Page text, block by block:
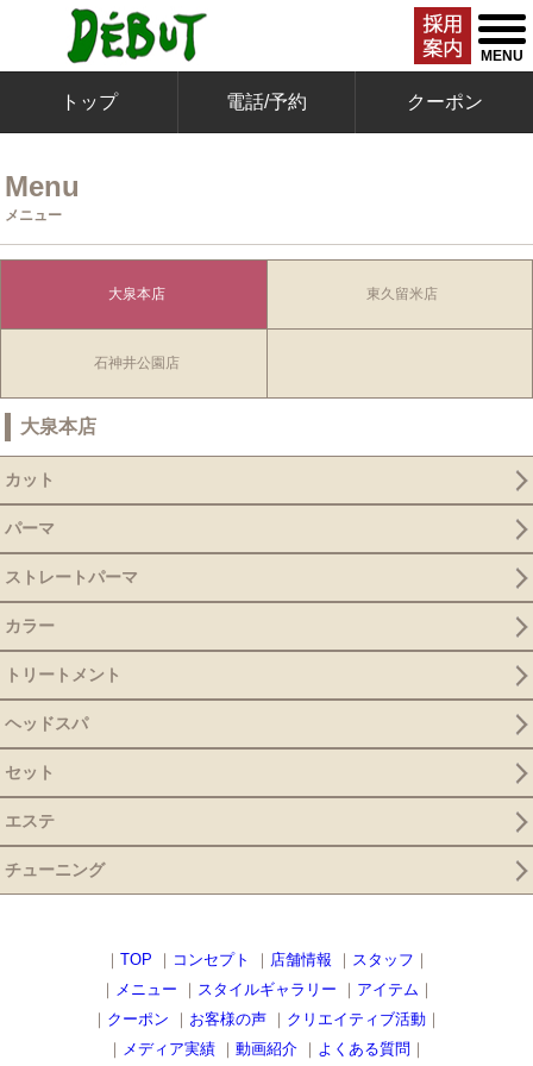
MENU
トップ 電話/予約 クーポン
Menu
メニュー
大泉本店 東久留米店
石神井公園店
大泉本店
カット
パーマ
ストレートパーマ
カラー
トリートメント
ヘッドスパ
セット
エステ
チューニング
｜ TOP ｜ コンセプト ｜ 店舗情報 ｜ スタッフ ｜
｜ メニュー ｜ スタイルギャラリー ｜ アイテム ｜
｜ クーポン ｜ お客様の声 ｜ クリエイティブ活動 ｜
｜ メディア実績 ｜ 動画紹介 ｜ よくある質問 ｜